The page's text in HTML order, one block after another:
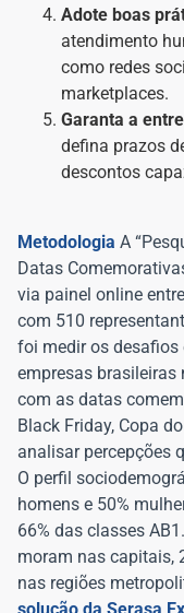
Adote boas
atendimento
como redes
marketplaces.
Garanta a
defina prazos
descontos
Metodologia A
Datas
via painel online
com 510
foi medir os desafios
empresas brasileiras
com as datas
Black Friday, Copa
analisar percepções
O perfil
homens e 50%
66% das classes
moram nas capitais,
nas regiões